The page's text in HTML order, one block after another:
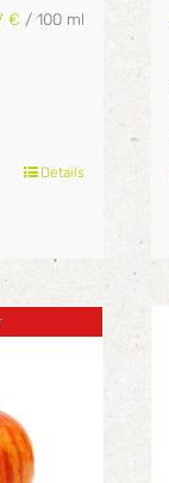
€ / 100 ml
Details